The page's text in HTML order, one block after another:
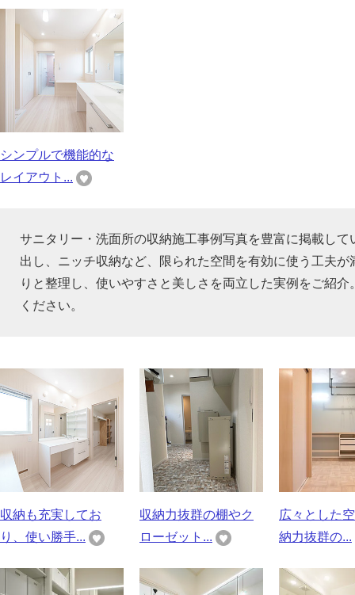
シンプルで機能的な
レイアウト...
サニタリー・洗面所の収納施工事例写真を豊富に掲載し
出し、ニッチ収納など、限られた空間を有効に使う工夫
りと整理し、使いやすさと美しさを両立した実例をご紹
ください。
収納も充実してお
り、使い勝手...
収納力抜群の棚やク
ローゼット...
広々とした
納力抜群の...